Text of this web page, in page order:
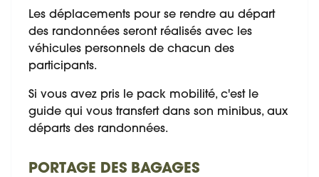
Les déplacements pour se rendre au départ
des randonnées seront réalisés avec les
véhicules personnels de chacun des
participants.
Si vous avez pris le pack mobilité, c'est le
guide qui vous transfert dans son minibus, aux
départs des randonnées.
PORTAGE DES BAGAGES